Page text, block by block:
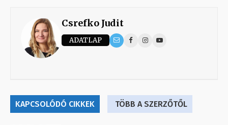
Csrefko Judit
ADATLAP
KAPCSOLÓDÓ CIKKEK TÖBB A SZERZŐTŐL